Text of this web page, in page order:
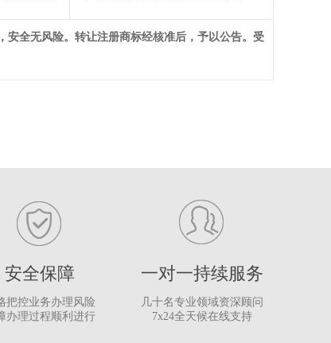
安全无风险。转让注册商标经核准后，予以公告。受
安全保障
把控业务办理风险
办理过程顺利进行
一对一持续服务
几十名专业领域资深顾问
7x24全天候在线支持